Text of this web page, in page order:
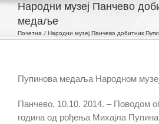
Народни музеј Панчево
медаље
Почетна Народни музеј Панчево добитник
Пупинова медаља Народном
Панчево, 10.10. 2014. – Поводом
година од рођења Михајла Пупина